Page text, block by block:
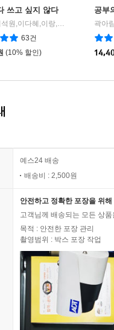
쓰고 싶지 않다
전고운,이석원,이다혜,이랑,박정민,김종관,백세희,한은형,임대형 공저
63건
(10% 할인)
공부
곽아
예스24 배송
배송비 : 2,500원
안전하고 정확한 포장을 위
고객님께 배송되는 모든 상
목적 : 안전한 포장 관리
촬영범위 : 박스 포장 작업